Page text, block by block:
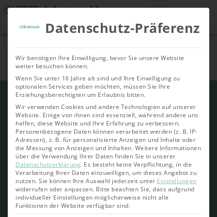
Nachhaltige
Investments
Allgemein Bioenergie
Datenschutz-Präferenz
Wir benötigen Ihre Einwilligung, bevor Sie unsere Website
weiter besuchen können.
Wenn Sie unter 16 Jahre alt sind und Ihre Einwilligung zu
optionalen Services geben möchten, müssen Sie Ihre
Erziehungsberechtigten um Erlaubnis bitten.
Wir verwenden Cookies und andere Technologien auf unserer
Website. Einige von ihnen sind essenziell, während andere uns
helfen, diese Website und Ihre Erfahrung zu verbessern.
Personenbezogene Daten können verarbeitet werden (z. B. IP-
Adressen), z. B. für personalisierte Anzeigen und Inhalte oder
die Messung von Anzeigen und Inhalten. Weitere Informationen
über die Verwendung Ihrer Daten finden Sie in unserer
Datenschutzerklärung. Es besteht keine Verpflichtung, in die
Verarbeitung Ihrer Daten einzuwilligen, um dieses Angebot zu
nutzen. Sie können Ihre Auswahl jederzeit unter Einstellungen
widerrufen oder anpassen. Bitte beachten Sie, dass aufgrund
individueller Einstellungen möglicherweise nicht alle
Funktionen der Website verfügbar sind.